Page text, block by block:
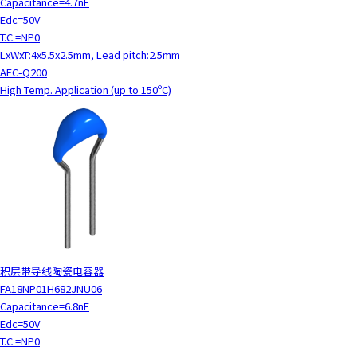
Edc=50V
T.C.=NP0
LxWxT:4x5.5x2.5mm, Lead pitch:2.5mm
AEC-Q200
High Temp. Application (up to 150ºC)
积层带导线陶瓷电容器
FA18NP01H682JNU06
Capacitance=6.8nF
Edc=50V
T.C.=NP0